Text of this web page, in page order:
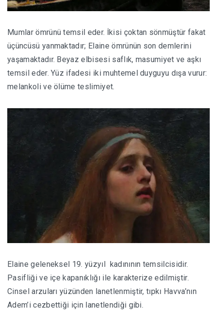
Mumlar ömrünü temsil eder. İkisi çoktan sönmüştür fakat
üçüncüsü yanmaktadır; Elaine ömrünün son demlerini
yaşamaktadır. Beyaz elbisesi saflık, masumiyet ve aşkı
temsil eder. Yüz ifadesi iki muhtemel duyguyu dışa vurur:
melankoli ve ölüme teslimiyet.
Elaine geleneksel 19. yüzyıl kadınının temsilcisidir.
Pasifliği ve içe kapanıklığı ile karakterize edilmiştir.
Cinsel arzuları yüzünden lanetlenmiştir, tıpkı Havva’nın
Adem’i cezbettiği için lanetlendiği gibi.